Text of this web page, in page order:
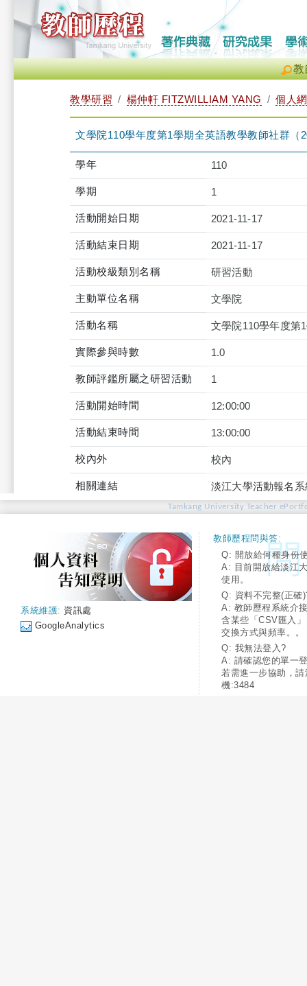
教
教學研習 楊仲軒 FITZWILLIAM YANG 個人
文學院110學年度第1學期全英語教學教師社群（
學年 110
學期 1
活動開始日期 2021-11-17
活動結束日期 2021-11-17
活動校級類別名稱 研習活動
主動單位名稱 文學院
活動名稱 文學院110學年度第
實際參與時數 1.0
教師評鑑所屬之研習活動 1
活動開始時間 12:00:00
活動結束時間 13:00:00
校內外 校內
相關連結 淡江大學活動報名
Tamkang University Teacher
系統維護: 資訊處
GoogleAnalytics
教師歷程問與答:
Q: 開放給何種身份
A: 目前開放給淡江
使用。
Q: 資料不完整(正確
A: 教師歷程系統介
含某些「CSV匯入
交換方式與頻率。。
Q: 我無法登入?
A: 請確認您的單一
若需進一步協助，
機:3484